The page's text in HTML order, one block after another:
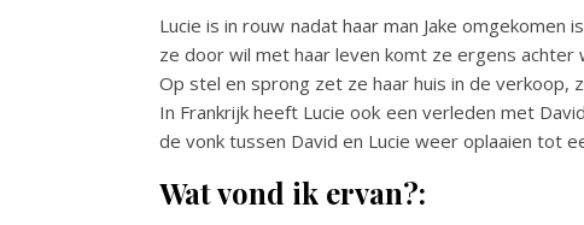
Lucie is in rouw nadat haar man Jake
ze door wil met haar leven komt ze ergens
Op stel en sprong zet ze haar huis in de verkoop,
In Frankrijk heeft Lucie ook een verleden met
de vonk tussen David en Lucie weer oplaaien tot
Wat vond ik ervan?: